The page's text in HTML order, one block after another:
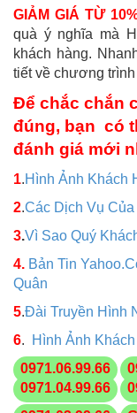
GIẢM GIÁ TỪ
quà ý nghĩa mà
khách hàng.
tiết về chương
Để chắc chắn
đúng, bạn có
đánh giá mới
1.Hình Ảnh Khách
2.Các Dịch Vụ
3.Vì Sao Quý
4. Bản Tin
Quân
5.Đài Truyền Hình
6.
Hình Ảnh
0971.06.99.66
0971.04.99.66